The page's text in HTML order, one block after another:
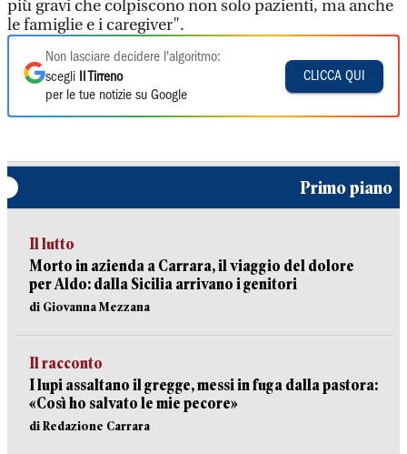
più gravi che colpiscono non solo pazienti, ma anche
le famiglie e i caregiver".
Non lasciare decidere l'algoritmo:
scegli
Il Tirreno
per le tue notizie su Google
CLICCA QUI
Primo piano
Il lutto
Morto in azienda a Carrara, il viaggio del dolore
per Aldo: dalla Sicilia arrivano i genitori
di Giovanna Mezzana
Il racconto
I lupi assaltano il gregge, messi in fuga dalla pastora:
«Così ho salvato le mie pecore»
di Redazione Carrara